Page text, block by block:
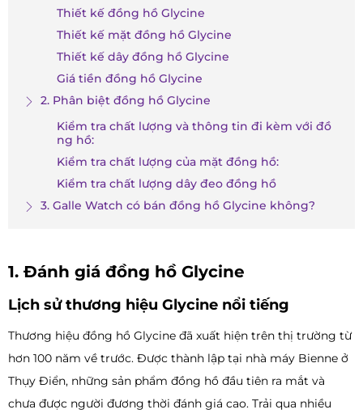
Thiết kế đồng hồ Glycine
Thiết kế mặt đồng hồ Glycine
Thiết kế dây đồng hồ Glycine
Giá tiền đồng hồ Glycine
2. Phân biệt đồng hồ Glycine
Kiểm tra chất lượng và thông tin đi kèm với đồ
ng hồ:
Kiểm tra chất lượng của mặt đồng hồ:
Kiểm tra chất lượng dây đeo đồng hồ
3. Galle Watch có bán đồng hồ Glycine không?
1. Đánh giá đồng hồ Glycine
Lịch sử thương hiệu Glycine nổi tiếng
Thương hiệu đồng hồ Glycine đã xuất hiện trên thị trường từ
hơn 100 năm về trước. Được thành lập tại nhà máy Bienne ở
Thụy Điển, những sản phẩm đồng hồ đầu tiên ra mắt và
chưa được người đương thời đánh giá cao. Trải qua nhiều